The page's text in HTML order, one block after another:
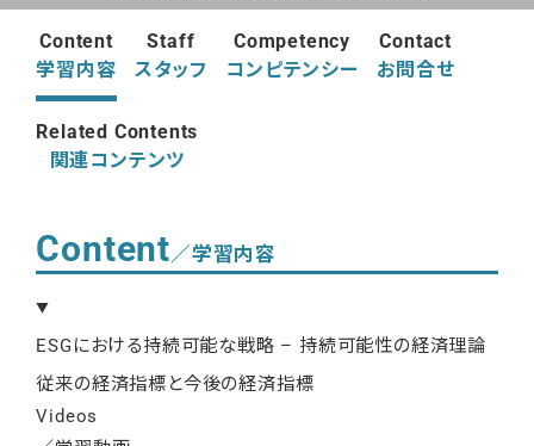
Content
学習内容
Staff
スタッフ
Competency
コンピテンシー
Contact
お問合せ
Related Contents
関連コンテンツ
Content／学習内容
ESGにおける持続可能な戦略 – 持続可能性の経済理論
従来の経済指標と今後の経済指標
Videos